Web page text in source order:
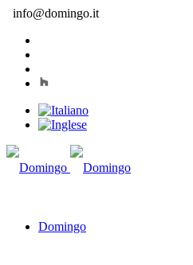
info@domingo.it
Domingo